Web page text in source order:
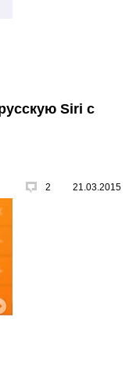
Siri с
2 21.03.2015